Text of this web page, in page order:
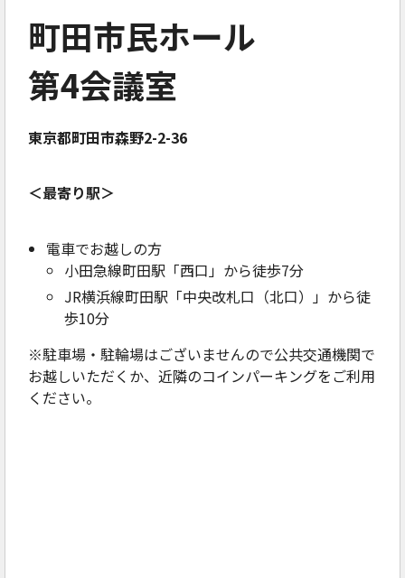
町田市民ホール
第4会議室
東京都町田市森野2-2-36
＜最寄り駅＞
電車でお越しの方
小田急線町田駅「西口」から徒歩7分
JR横浜線町田駅「中央改札口（北口）」から徒
歩10分
※駐車場・駐輪場はございませんので公共交通機関で
お越しいただくか、近隣のコインパーキングをご利用
ください。